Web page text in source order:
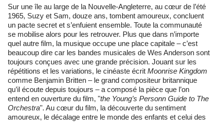
Sur une île au large de la Nouvelle-Angleterre, au cœur de l’été
1965, Suzy et Sam, douze ans, tombent amoureux, concluent
un pacte secret et s’enfuient ensemble. Toute la communauté
se mobilise alors pour les retrouver. Plus que dans n’importe
quel autre film, la musique occupe une place capitale – c’est
beaucoup dire car les bandes musicales de Wes Anderson sont
toujours conçues avec une grande précision. Jouant sur les
répétitions et les variations, le cinéaste écrit Moonrise Kingdom
comme Benjamin Britten – le grand compositeur britannique
qu’il écoute depuis toujours – a composé la pièce que l’on
entend en ouverture du film, "the Young’s Personn Guide to The
Orchestra". Au cœur du film, la découverte du sentiment
amoureux, le décalage entre le monde des enfants et celui des